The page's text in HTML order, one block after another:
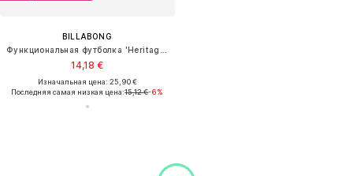
BILLABONG
14,18 €
Изначальная цена: 25,90 €
Последняя самая низкая цена:15,12 €-6%